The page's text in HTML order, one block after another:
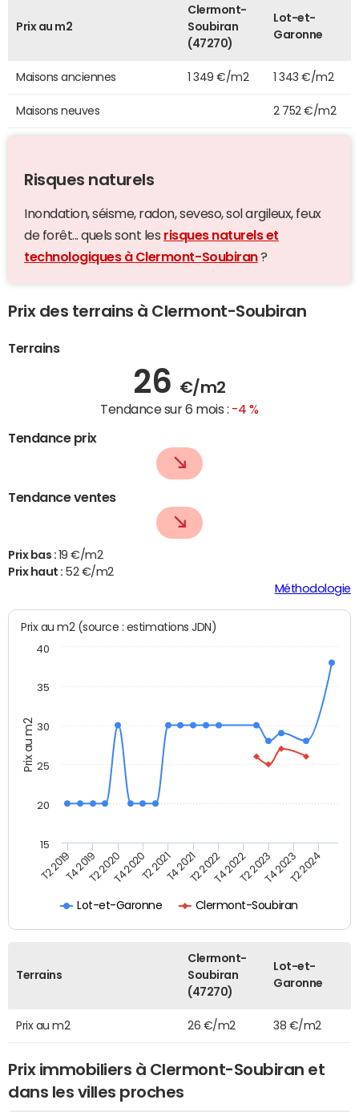
Prix au m2
Clermont-
Soubiran
(47270)
Lot-et-
Garonne
Maisons anciennes 1 349 €/m2 1 343 €/m2
Maisons neuves 2 752 €/m2
Risques naturels
Inondation, séisme, radon, seveso, sol argileux, feux
de forêt... quels sont les risques naturels et
technologiques à Clermont-Soubiran?
Prix des terrains à Clermont-Soubiran
Terrains
26 €/m2
Tendance sur 6 mois : -4 %
Tendance prix
Tendance ventes
Prix bas : 19 €/m2
Prix haut : 52 €/m2
Méthodologie
Prix au m2
Prix au m2 (source : estimations JDN)
Lot-et-Garonne Clermont-Soubiran
T2 2019T4 2019T2 2020T4 2020T2 2021T4 2021T2 2022T4 2022T2 2023T4 2023T2 2024
15
20
25
30
35
40
Terrains
Clermont-
Soubiran
(47270)
Lot-et-
Garonne
Prix au m2 26 €/m2 38 €/m2
Prix immobiliers à Clermont-Soubiran et
dans les villes proches